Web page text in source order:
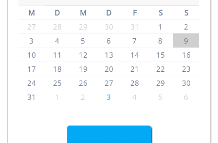
M D M D F S
S
27
28 29 30 31 1
2
3
4 5 6 7 8
9
10
11 12 13 14 15
16
17
18 19 20 21 22
23
24
25 26 27 28 29
30
31
1 2 3 4 5 6